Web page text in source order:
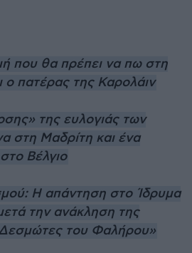
που θα πρέπει να πω στη
ο πατέρας της Καρολάιν
της ευλογιάς των
στη Μαδρίτη και ένα
Βέλγιο
Η απάντηση στο Ίδρυμα
την ανάκληση της
του Φαλήρου»